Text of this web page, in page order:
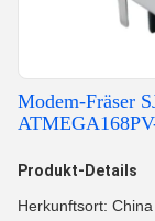
Modem-Fräser
Produkt-Details
Herkunftsort: China